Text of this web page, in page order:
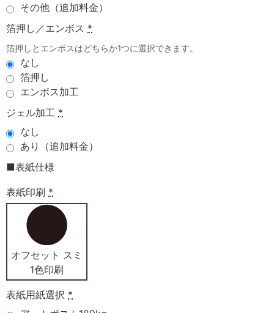
その他（追加料金）
箔押し／エンボス *
箔押しとエンボスはどちらか1つに選択できます。
なし
箔押し
エンボス加工
ジェル加工 *
なし
あり（追加料金）
■表紙仕様
表紙印刷 *
オフセット スミ
1色印刷
表紙用紙選択 *